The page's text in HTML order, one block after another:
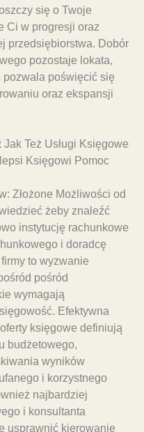
się o Twoje
Ci w progresji oraz
przedsiębiorstwa. Dobór
pozostaje lokata,
pozwala poświęcić się
oraz ekspansji
Jak Też Usługi Księgowe
Księgowi Pomoc
Złożone Możliwości od
żeby znaleźć
instytucję rachunkowe
i doradcę
to wyzwanie
pośród
wymagają
Efektywna
księgowe definiują
budżetowego,
wyników
i korzystnego
najbardziej
i konsultanta
usprawnić kierowanie